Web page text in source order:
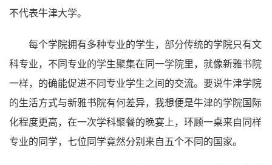
不代表牛津大学。
每个学院拥有多种专业的学生，部分传统的学院只有文
科专业，不同专业的学生聚集在同一学院里，就像新雅书院
一样，的确能促进不同专业学生之间的交流。要说牛津学院
的生活方式与新雅书院有何差异，我想便是牛津的学院国际
化程度更高，在一次学科聚餐的晚宴上，环顾一桌来自同样
专业的同学，七位同学竟然分别来自五个不同的国家。